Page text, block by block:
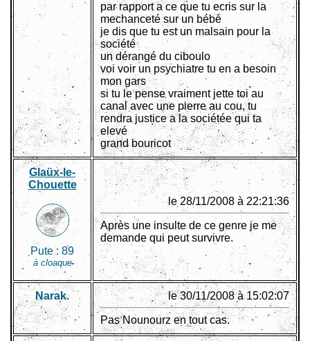
par rapport a ce que tu ecris sur la
mechanceté sur un bébé
je dis que tu est un malsain pour la
société
un dérangé du ciboulo
voi voir un psychiatre tu en a besoin
mon gars
si tu le pense vraiment jette toi au
canal avec une pierre au cou, tu
rendra justice a la sociétée qui ta
elevé
grand bouricot
Glaüx-le-
Chouette
Pute : 89
à cloaque
le 28/11/2008 à 22:21:36
Après une insulte de ce genre je me
demande qui peut survivre.
Narak. le 30/11/2008 à 15:02:07
Pas Nounourz en tout cas.